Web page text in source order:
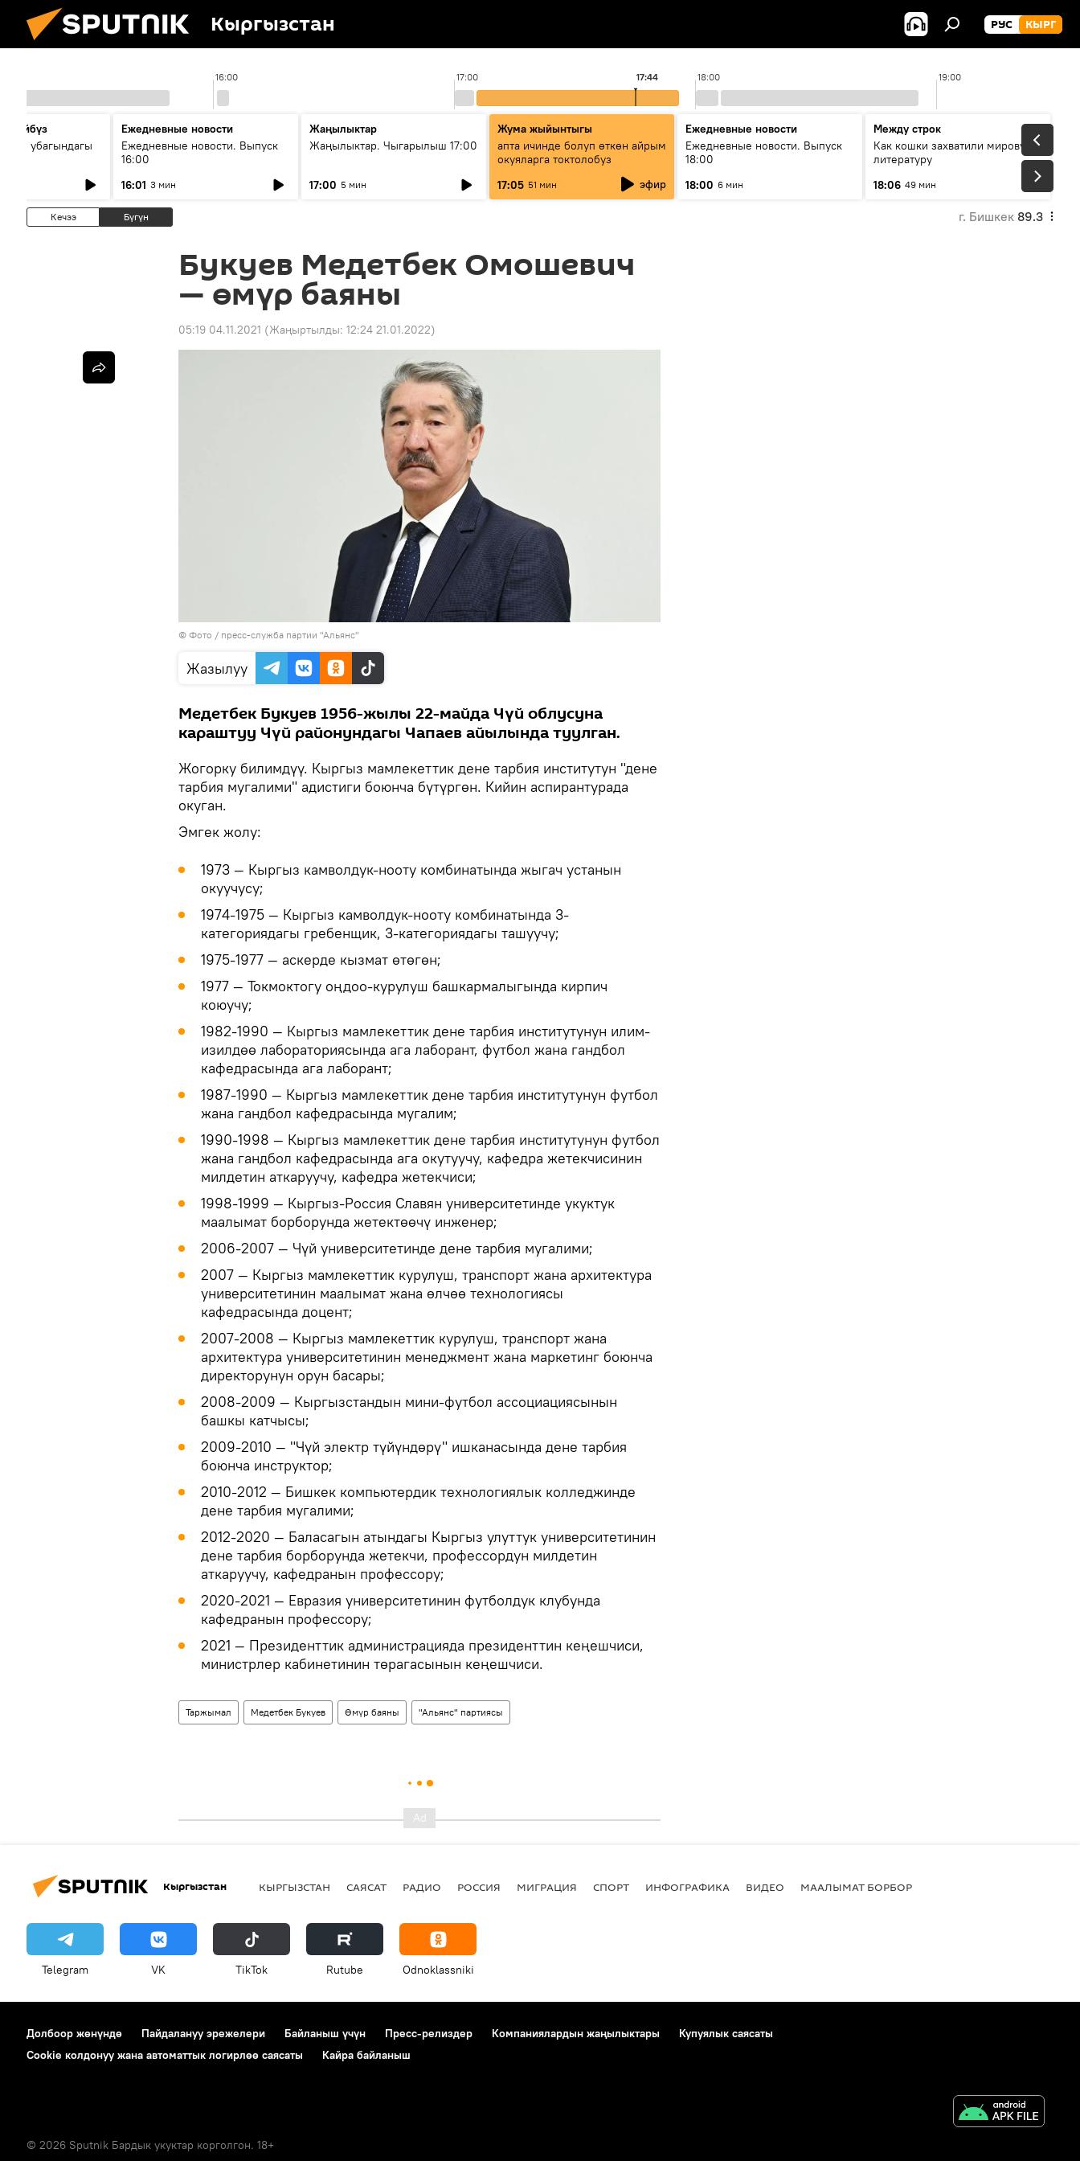
Кыргызстан РУС КЫРГ
16:00 17:00 18:00 19:00
17:44
өз убагындагы
Ежедневные новости
Ежедневные новости. Выпуск
16:00
16:01 3 мин
Жаңылыктар
Жаңылыктар. Чыгарылыш 17:00
17:00 5 мин
Жума жыйынтыгы
апта ичинде болуп өткөн айрым
окуяларга токтолобуз
17:05 51 мин эфир
Ежедневные новости
Ежедневные новости. Выпуск
18:00
18:00 6 мин
Между строк
Как кошки захватили мировую
литературу
18:06 49 мин
Кечээ Бүгүн г. Бишкек 89.3
Букуев Медетбек Омошевич
— өмүр баяны
05:19 04.11.2021 (Жаңыртылды: 12:24 21.01.2022)
© Фото / пресс-служба партии "Альянс"
Жазылуу
Медетбек Букуев 1956-жылы 22-майда Чүй облусуна
караштуу Чүй районундагы Чапаев айылында туулган.
Жогорку билимдүү. Кыргыз мамлекеттик дене тарбия институтун "дене
тарбия мугалими" адистиги боюнча бүтүргөн. Кийин аспирантурада
окуган.
Эмгек жолу:
1973 ― Кыргыз камволдук-нооту комбинатында жыгач устанын
окуучусу;
1974-1975 ― Кыргыз камволдук-нооту комбинатында 3-
категориядагы гребенщик, 3-категориядагы ташуучу;
1975-1977 ― аскерде кызмат өтөгөн;
1977 ― Токмоктогу оңдоо-курулуш башкармалыгында кирпич
коюучу;
1982-1990 ― Кыргыз мамлекеттик дене тарбия институтунун илим-
изилдөө лабораториясында ага лаборант, футбол жана гандбол
кафедрасында ага лаборант;
1987-1990 ― Кыргыз мамлекеттик дене тарбия институтунун футбол
жана гандбол кафедрасында мугалим;
1990-1998 ― Кыргыз мамлекеттик дене тарбия институтунун футбол
жана гандбол кафедрасында ага окутуучу, кафедра жетекчисинин
милдетин аткаруучу, кафедра жетекчиси;
1998-1999 ― Кыргыз-Россия Славян университетинде укуктук
маалымат борборунда жетектөөчү инженер;
2006-2007 ― Чүй университетинде дене тарбия мугалими;
2007 ― Кыргыз мамлекеттик курулуш, транспорт жана архитектура
университетинин маалымат жана өлчөө технологиясы
кафедрасында доцент;
2007-2008 ― Кыргыз мамлекеттик курулуш, транспорт жана
архитектура университетинин менеджмент жана маркетинг боюнча
директорунун орун басары;
2008-2009 ― Кыргызстандын мини-футбол ассоциациясынын
башкы катчысы;
2009-2010 ― "Чүй электр түйүндөрү" ишканасында дене тарбия
боюнча инструктор;
2010-2012 ― Бишкек компьютердик технологиялык колледжинде
дене тарбия мугалими;
2012-2020 ― Баласагын атындагы Кыргыз улуттук университетинин
дене тарбия борборунда жетекчи, профессордун милдетин
аткаруучу, кафедранын профессору;
2020-2021 ― Евразия университетинин футболдук клубунда
кафедранын профессору;
2021 ― Президенттик администрацияда президенттин кеңешчиси,
министрлер кабинетинин төрагасынын кеңешчиси.
Таржымал Медетбек Букуев Өмүр баяны "Альянс" партиясы
Кыргызстан КЫРГЫЗСТАН САЯСАТ РАДИО РОССИЯ МИГРАЦИЯ СПОРТ ИНФОГРАФИКА ВИДЕО МААЛЫМАТ БОРБОР
Telegram VK ТikТоk Rutube Odnoklassniki
Долбоор жөнүндө Пайдалануу эрежелери Байланыш үчүн Пресс-релиздер Компаниялардын жаңылыктары
Купуялык саясаты
Cookie колдонуу жана автоматтык логирлөө саясаты
Кайра байланыш
© 2026 Sputnik Бардык укуктар корголгон. 18+